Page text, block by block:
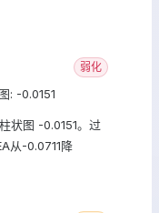
弱化
: -0.0151
状图 -0.0151。过
从-0.0711降